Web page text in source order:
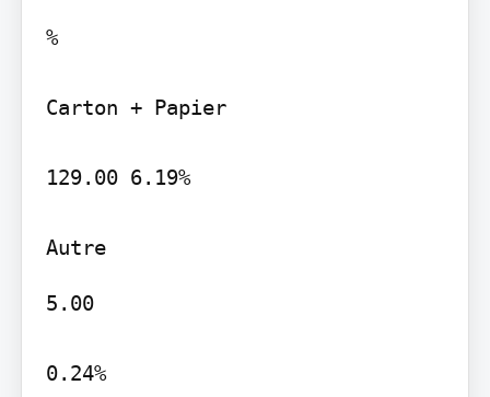
%
Carton + Papier
129.00 6.19%
Autre
5.00
0.24%